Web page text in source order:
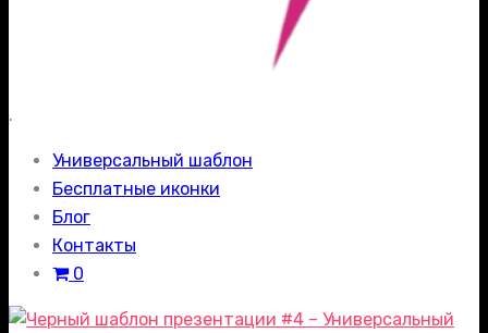
.
Универсальный шаблон
Бесплатные иконки
Блог
Контакты
0